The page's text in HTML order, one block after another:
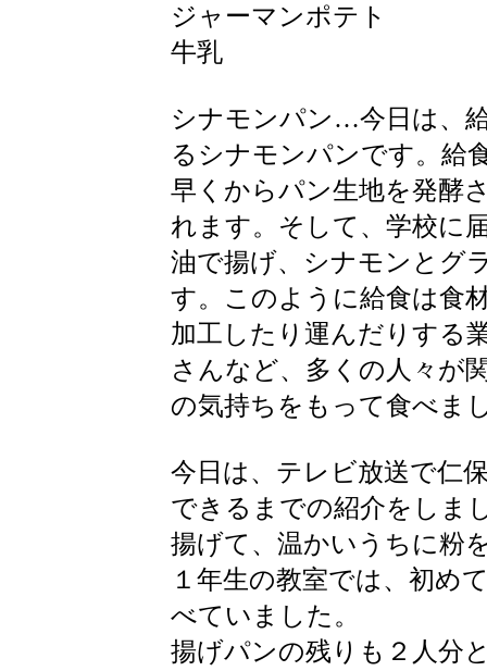
ジャーマンポテト
牛乳
シナモンパン…今日は、
るシナモンパンです。給
早くからパン生地を発酵
れます。そして、学校に
油で揚げ、シナモンとグ
す。このように給食は食
加工したり運んだりする
さんなど、多くの人々が
の気持ちをもって食べま
今日は、テレビ放送で仁
できるまでの紹介をしま
揚げて、温かいうちに粉
１年生の教室では、初め
べていました。
揚げパンの残りも２人分